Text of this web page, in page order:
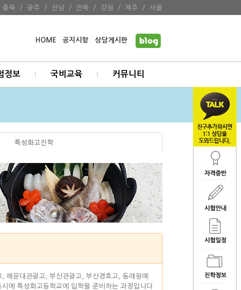
충북 / 광주 / 전남 / 전북 / 강원 / 제주 / 서울
HOME 공지시항 상담게시판
정보 국비교육 커뮤니티
특성화고진학
해운대관광고, 부산관광고, 부산경호고, 동래원예
에 특성화고등학교에 입학을 준비하는 과정입니다.